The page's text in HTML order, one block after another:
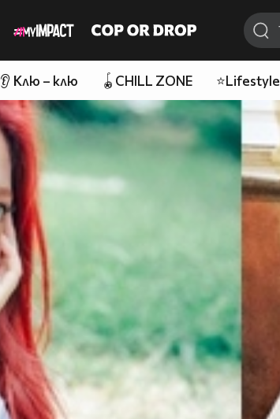
👂 Клю – клю 🪀CHILL ZONE ⭐Lifestyle